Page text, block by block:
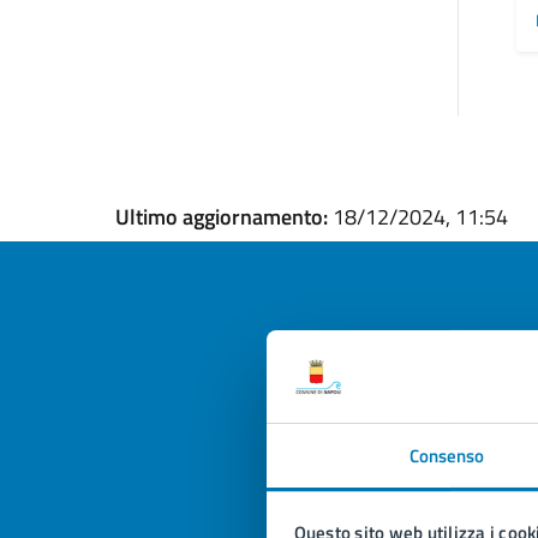
Consenso
Ultimo aggiornamento: 18/12/2024, 11:54
Valuta